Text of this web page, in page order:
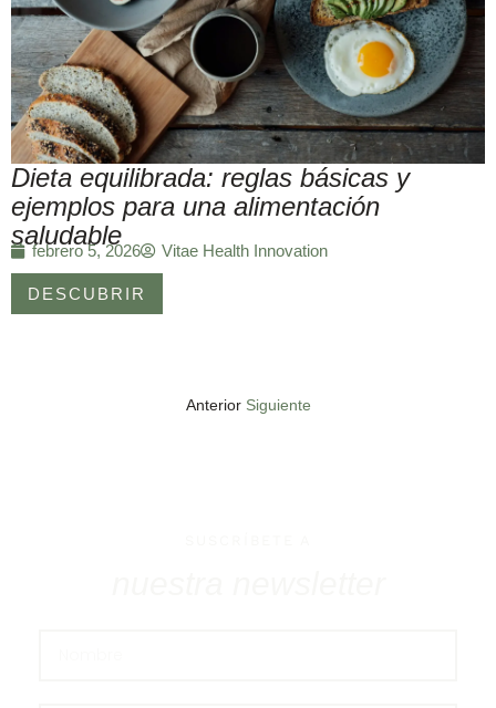
Dieta equilibrada: reglas básicas y
ejemplos para una alimentación
saludable
febrero 5, 2026 Vitae Health Innovation
DESCUBRIR
Anterior Siguiente